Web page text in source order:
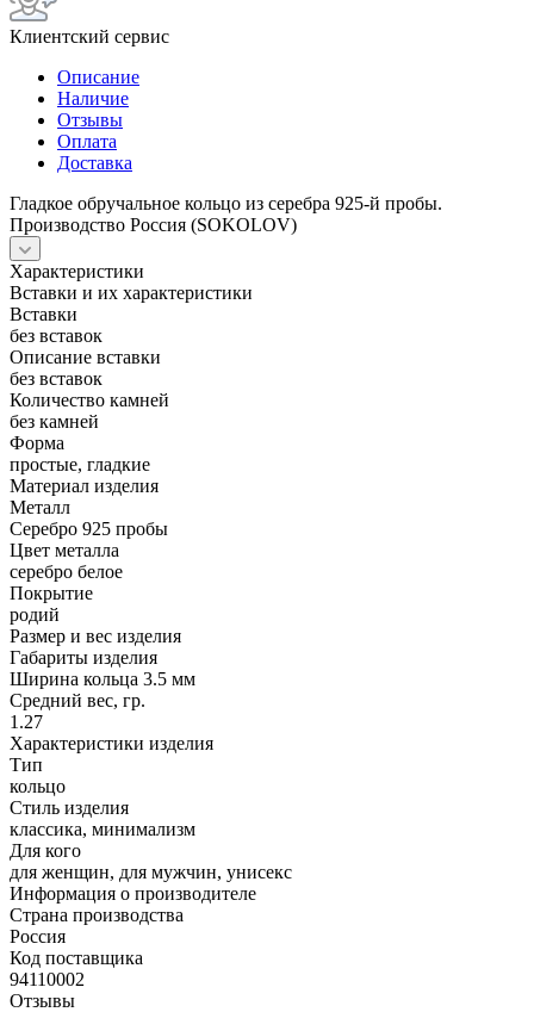
Клиентский сервис
Описание
Наличие
Отзывы
Оплата
Доставка
Гладкое обручальное кольцо из серебра 925-й пробы.
Производство Россия (SOKOLOV)
Характеристики
Вставки и их характеристики
Вставки
без вставок
Описание вставки
без вставок
Количество камней
без камней
Форма
простые, гладкие
Материал изделия
Металл
Серебро 925 пробы
Цвет металла
серебро белое
Покрытие
родий
Размер и вес изделия
Габариты изделия
Ширина кольца 3.5 мм
Средний вес, гр.
1.27
Характеристики изделия
Тип
кольцо
Стиль изделия
классика, минимализм
Для кого
для женщин, для мужчин, унисекс
Информация о производителе
Страна производства
Россия
Код поставщика
94110002
Отзывы